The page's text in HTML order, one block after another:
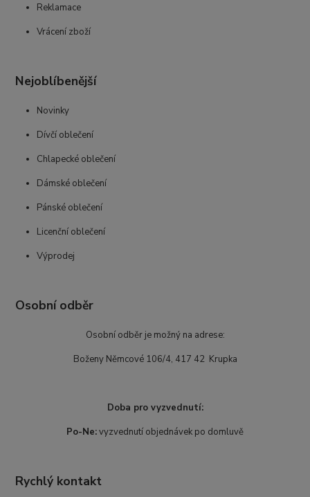
Reklamace
Vrácení zboží
Nejoblíbenější
Novinky
Dívčí oblečení
Chlapecké oblečení
Dámské oblečení
Pánské oblečení
Licenční oblečení
Výprodej
Osobní odběr
Osobní odběr je možný na adrese:
Boženy Němcové 106/4, 417 42 Krupka
Doba pro vyzvednutí:
Po-Ne:vyzvednutí objednávek po domluvě
Rychlý kontakt